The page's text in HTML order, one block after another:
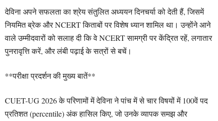
देविना अपने सफलता का श्रेय संतुलित अध्ययन दिनचर्या को देती हैं, जिसमें
नियमित ब्रेक और NCERT किताबों पर विशेष ध्यान शामिल था। उन्होंने आने
वाले उम्मीदवारों को सलाह दी कि वे NCERT सामग्री पर केंद्रित रहें, लगातार
पुनरावृत्ति करें, और लंबी पढ़ाई के सत्रों से बचें।
**परीक्षा प्रदर्शन की मुख्य बातें**
CUET-UG 2026 के परिणामों में देविना ने पांच में से चार विषयों में 100वें पद
प्रतिशत (percentile) अंक हासिल किए, जो उनके व्यापक समझ और